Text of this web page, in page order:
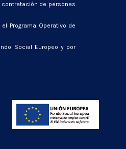
de personas
Programa Operativo de
Social Europeo y por